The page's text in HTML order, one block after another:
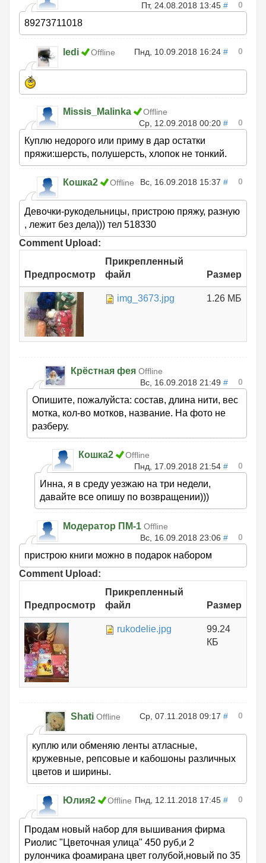
Пт, 24.08.2018 13:45 # 0
89273711018
ledi Offline Пнд, 10.09.2018 16:24 # 0
Missis_Malinka
Offline
Ср, 12.09.2018 00:20 # 0
Куплю недорого или приму в дар остатки
пряжи:шерсть, полушерсть, хлопок не тонкий.
Кошка2 Offline Вс, 16.09.2018 15:37 # 0
Девочки-рукодельницы, пристрою пряжу, разную
, лежит без дела))) тел 518330
Comment Upload:
Предпросмотр
Прикрепленный
файл
Размер
img_3673.jpg 1.26 МБ
Крёстная фея Offline
Вс, 16.09.2018 21:49 # 0
Опишите, пожалуйста: состав, длина нити, вес
мотка, кол-во мотков, название. На фото не
разберу.
Кошка2
Offline
Пнд, 17.09.2018 21:54 # 0
Инна, я в среду уезжаю на три недели,
давайте все опишу по возвращении)))
Модератор ПМ-1 Offline
Вс, 16.09.2018 23:06 # 0
пристрою книги можно в подарок набором
Comment Upload:
Предпросмотр
Прикрепленный
файл
Размер
rukodelie.jpg
99.24
КБ
Shati Offline Ср, 07.11.2018 09:17 # 0
куплю или обменяю ленты атласные,
кружевные, репсовые и кабошоны различных
цветов и ширины.
Юлия2 Offline Пнд, 12.11.2018 17:45 # 0
Продам новый набор для вышивания фирма
Риолис "Цветочная улица" 450 руб,и 2
рулончика фоамирана цвет голубой,новый по 35